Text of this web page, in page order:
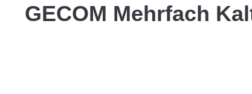
GECOM Mehrfach